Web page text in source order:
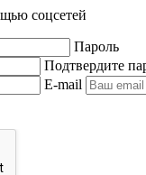
соцсетей
Пароль
Подтвердите
E-mail